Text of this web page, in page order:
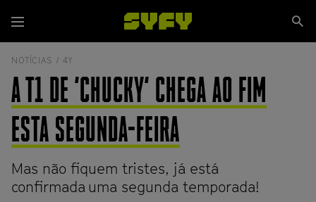
para
o
conteúdo
Menu
NOTÍCIAS / 4Y
A T1 DE 'CHUCKY' CHEGA AO FIM
ESTA SEGUNDA-FEIRA
Mas não fiquem tristes, já está
confirmada uma segunda temporada!